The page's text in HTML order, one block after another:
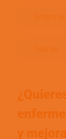
Qué es
y